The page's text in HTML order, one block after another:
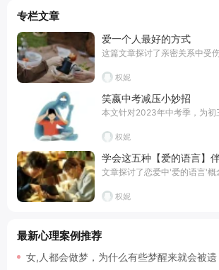
专栏文章
爱一个人最好的方式
这篇文章探讨了亲密关系中受
权妮
笑嬴中考减压小妙招
本文针对2023年中考季，为初
权妮
学会这五种【爱的语言】
文章探讨了恋爱中'爱的语言'概
权妮
最新心理案例推荐
女,人都会做梦，为什么有些梦醒来就会被遗